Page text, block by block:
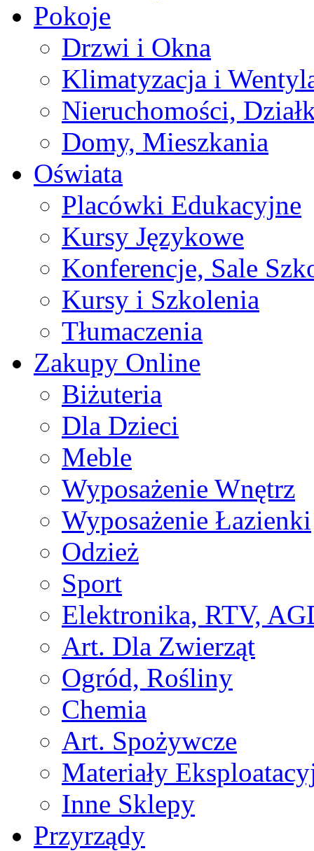
Pokoje
Drzwi i Okna
Klimatyzacja i
Nieruchomości,
Domy, Mieszkania
Oświata
Placówki Edukacyjne
Kursy Językowe
Konferencje, Sale
Kursy i Szkolenia
Tłumaczenia
Zakupy Online
Biżuteria
Dla Dzieci
Meble
Wyposażenie Wnętrz
Wyposażenie Łazienki
Odzież
Sport
Elektronika, RTV,
Art. Dla Zwierząt
Ogród, Rośliny
Chemia
Art. Spożywcze
Materiały
Inne Sklepy
Przyrządy